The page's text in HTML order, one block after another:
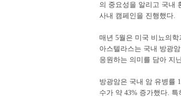
의 중요성을 알리고 국내
사내 캠페인을 진행했다.
매년 5월은 미국 비뇨의학
아스텔라스는 국내 방광
응원하는 의미를 담아 지
방광암은 국내 암 유병률
수가 약 43% 증가했다.